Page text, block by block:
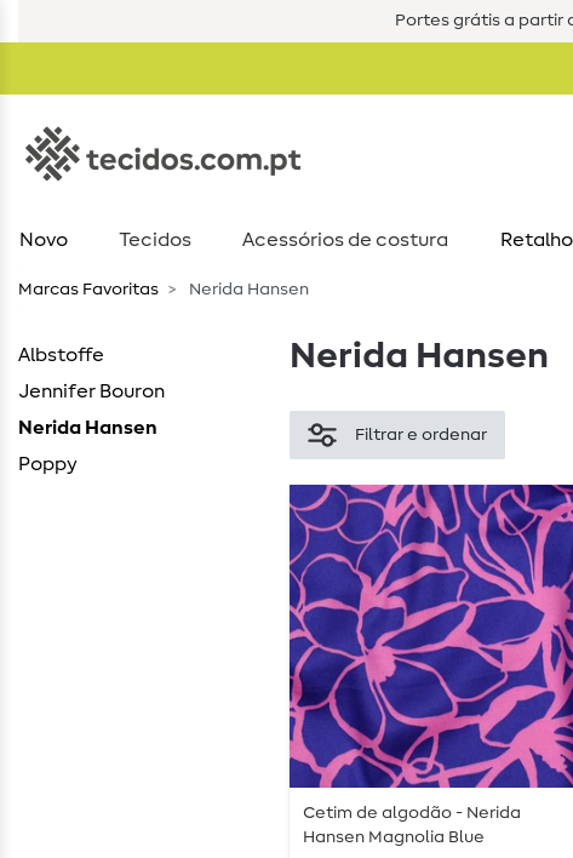
Portes grátis a partir
Novo Tecidos Acessórios de costura​
Marcas Favoritas Nerida Hansen
Albstoffe
Jennifer Bouron
Nerida Hansen
Poppy
Nerida Hansen
Filtrar e ordenar
Cetim de algodão - Nerida
Hansen Magnolia Blue